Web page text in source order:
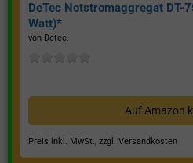
DeTec Notstromaggregat DT-
Watt)*
von Detec.
Auf Amazon
Preis inkl. MwSt., zzgl. Versandkosten